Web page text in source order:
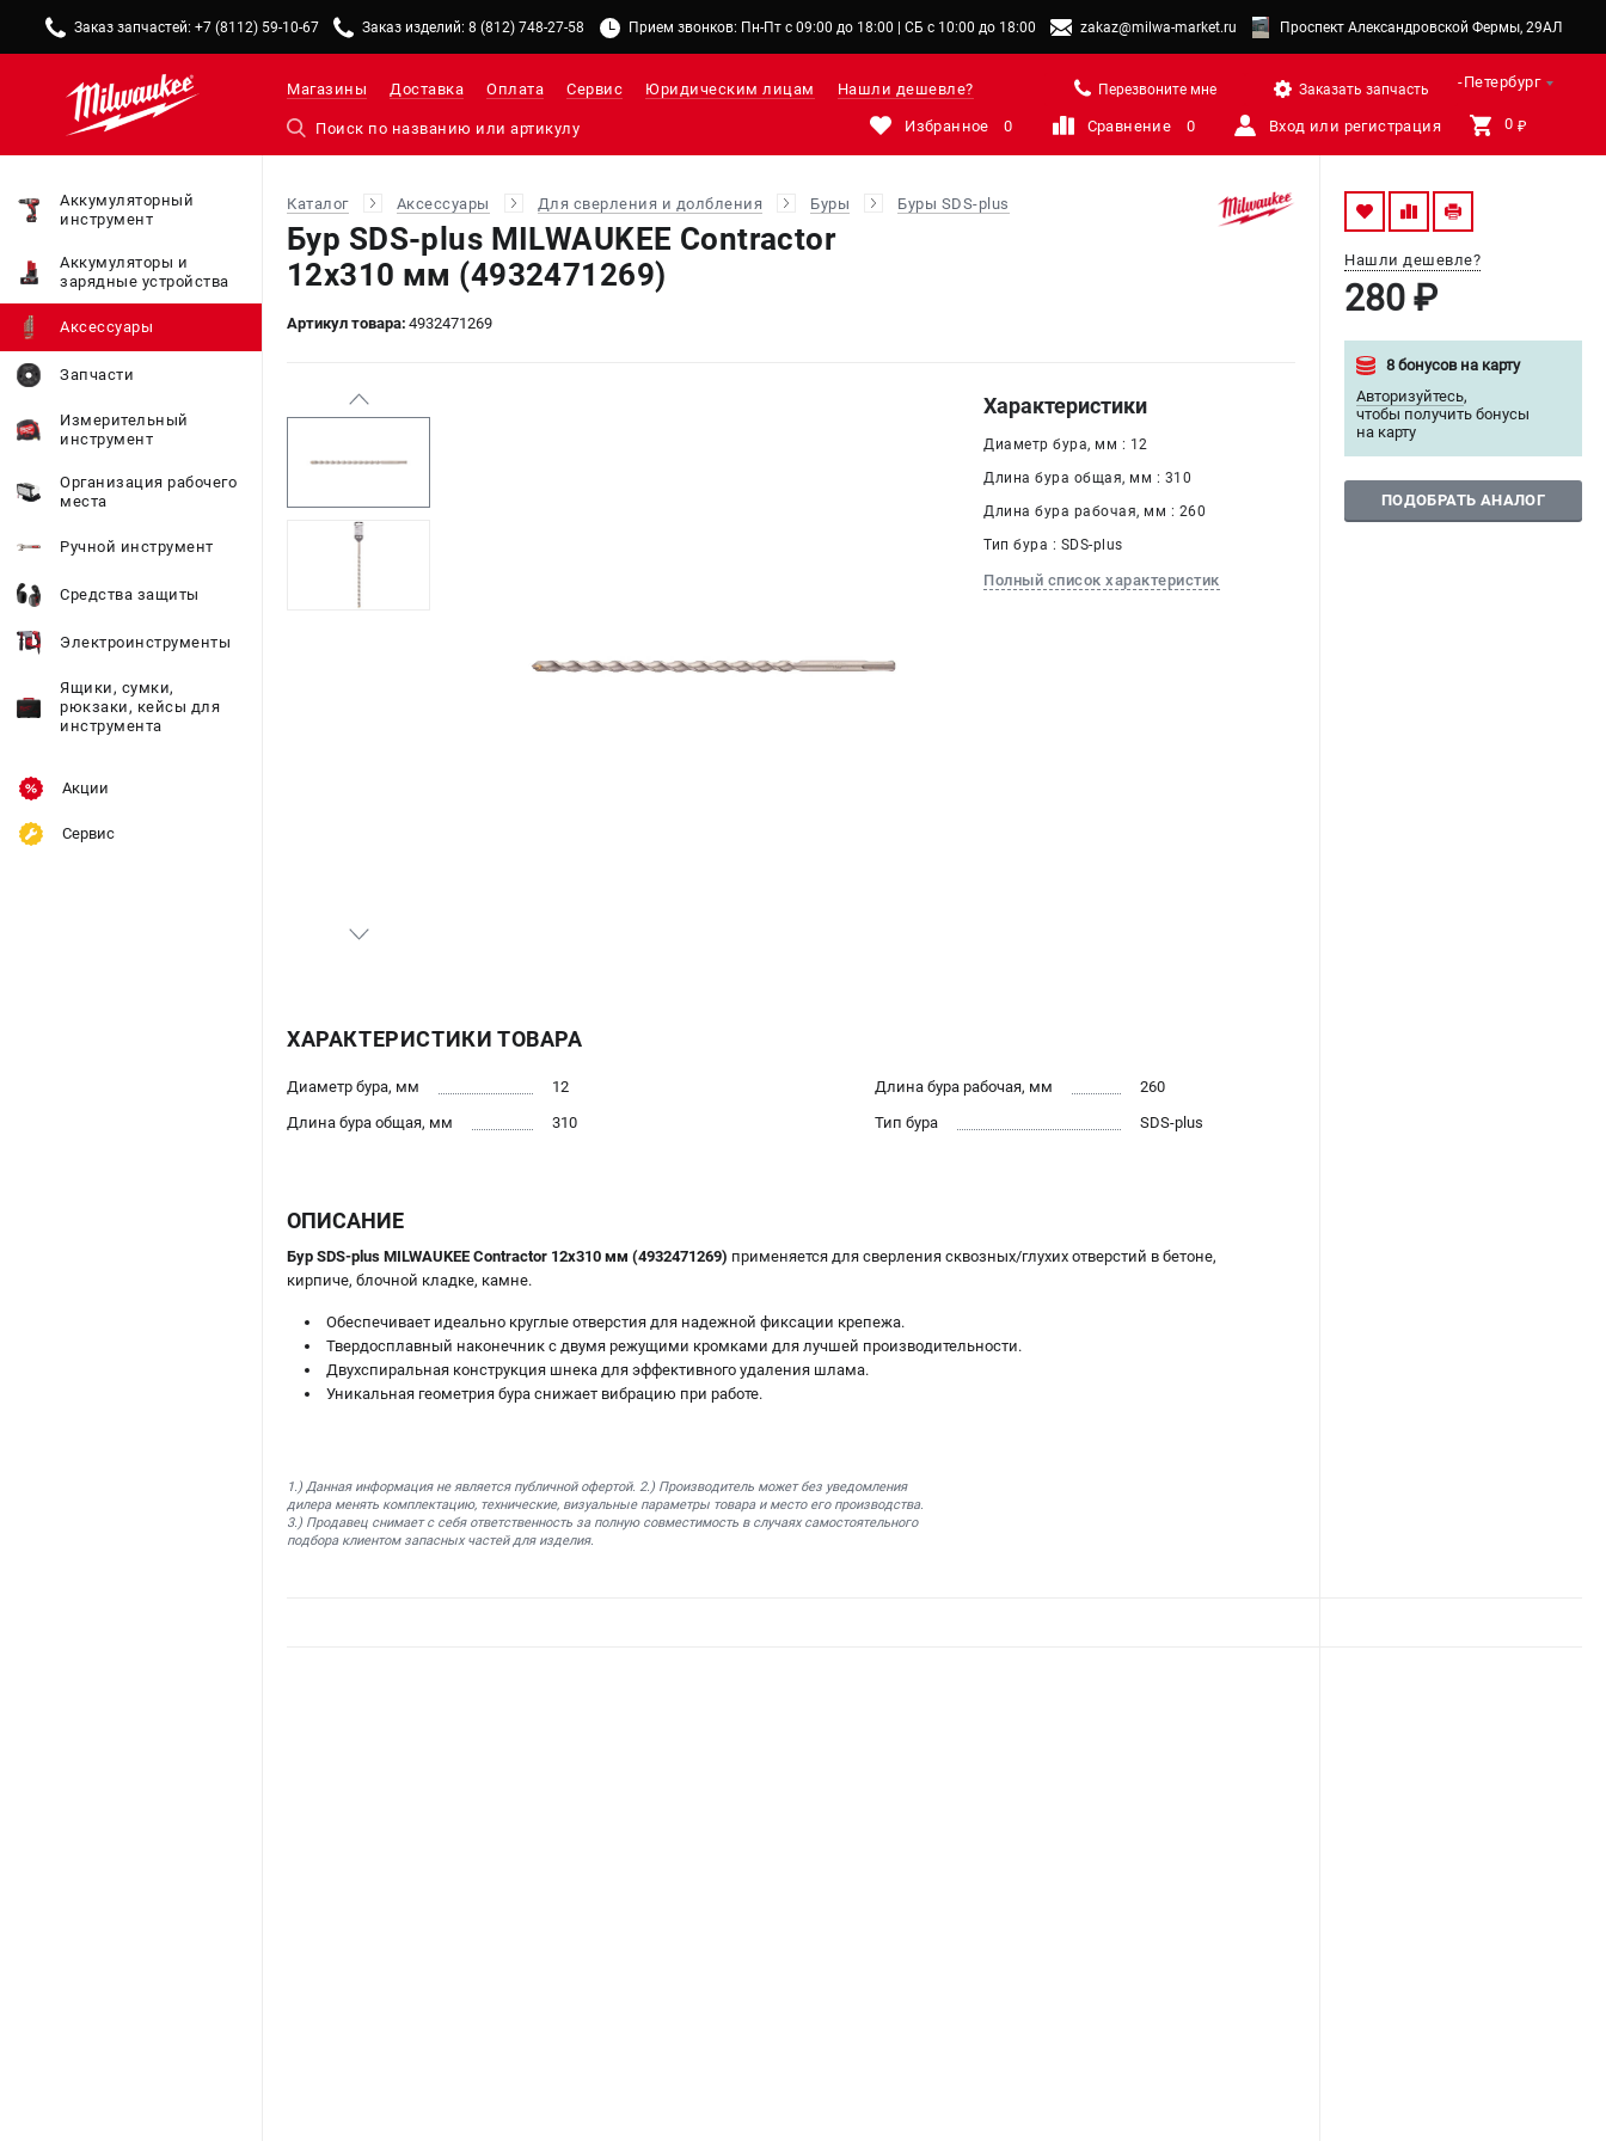
Заказ запчастей: +7 (8112) 59-10-67 Заказ изделий: 8 (812) 748-27-58 Прием звонков: Пн-Пт с 09:00 до 18:00 | СБ с 10:00 до 18:00 zakaz@milwa-market.ru Проспект Александровской Фермы, 29АЛ
Санкт-Петербург
Магазины Доставка Оплата Сервис Юридическим лицам Нашли дешевле? Перезвоните мне Заказать запчасть
Избранное 0 Сравнение 0 Вход или регистрация 0 ₽
Аккумуляторный
инструмент
Аккумуляторы и
зарядные устройства
Аксессуары
Запчасти
Измерительный
инструмент
Организация рабочего
места
Ручной инструмент
Средства защиты
Электроинструменты
Ящики, сумки,
рюкзаки, кейсы для
инструмента
Акции
Сервис
Каталог Аксессуары Для сверления и долбления Буры Буры SDS-plus
Бур SDS-plus MILWAUKEE Contractor
12х310 мм (4932471269)
Артикул товара: 4932471269
Нашли дешевле?
280 ₽
8 бонусов на карту
Авторизуйтесь,
чтобы получить бонусы
на карту
ПОДОБРАТЬ АНАЛОГ
Характеристики
Диаметр бура, мм : 12
Длина бура общая, мм : 310
Длина бура рабочая, мм : 260
Тип бура : SDS-plus
Полный список характеристик
ХАРАКТЕРИСТИКИ ТОВАРА
Диаметр бура, мм
12
Длина бура общая, мм
310
Длина бура рабочая, мм
260
Тип бура
SDS-plus
ОПИСАНИЕ
Бур SDS-plus MILWAUKEE Contractor 12х310 мм (4932471269) применяется для сверления сквозных/глухих отверстий в бетоне,
кирпиче, блочной кладке, камне.
Обеспечивает идеально круглые отверстия для надежной фиксации крепежа.
Твердосплавный наконечник с двумя режущими кромками для лучшей производительности.
Двухспиральная конструкция шнека для эффективного удаления шлама.
Уникальная геометрия бура снижает вибрацию при работе.
1.) Данная информация не является публичной офертой. 2.) Производитель может без уведомления
дилера менять комплектацию, технические, визуальные параметры товара и место его производства.
3.) Продавец снимает с себя ответственность за полную совместимость в случаях самостоятельного
подбора клиентом запасных частей для изделия.